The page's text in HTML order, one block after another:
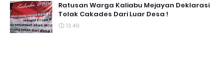
Ratusan Warga Kaliabu Mejayan Deklarasi
Tolak Cakades Dari Luar Desa !
13.49